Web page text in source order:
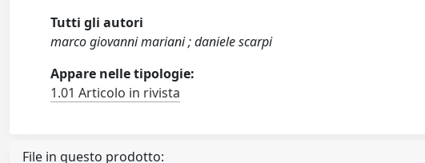
Tutti gli autori
marco giovanni mariani ; daniele scarpi
Appare nelle tipologie:
1.01 Articolo in rivista
File in questo prodotto: